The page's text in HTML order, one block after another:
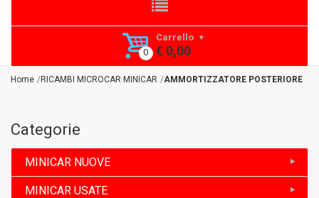
Carrello
€ 0,00
Home RICAMBI MICROCAR MINICAR AMMORTIZZATORE POSTERIORE
Categorie
MINICAR NUOVE
MINICAR USATE